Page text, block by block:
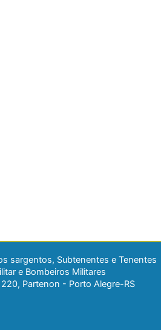
sargentos, Subtenentes e Tenentes
e Bombeiros Militares
Partenon - Porto Alegre-RS